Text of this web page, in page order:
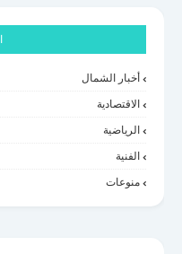
أخبار الشمال
الاقتصادية
الرياضية
الفنية
منوعات